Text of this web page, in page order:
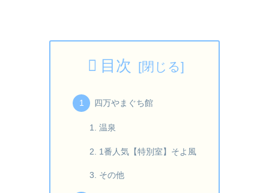
目次
四万やまぐち館
温泉
1番人気【特別室】そよ風
その他